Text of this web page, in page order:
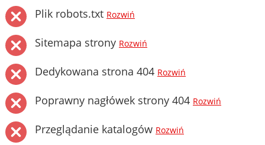
Plik robots.txt Rozwiń
Sitemapa strony Rozwiń
Dedykowana strona 404 Rozwiń
Poprawny nagłówek strony 404 Rozwiń
Przeglądanie katalogów Rozwiń